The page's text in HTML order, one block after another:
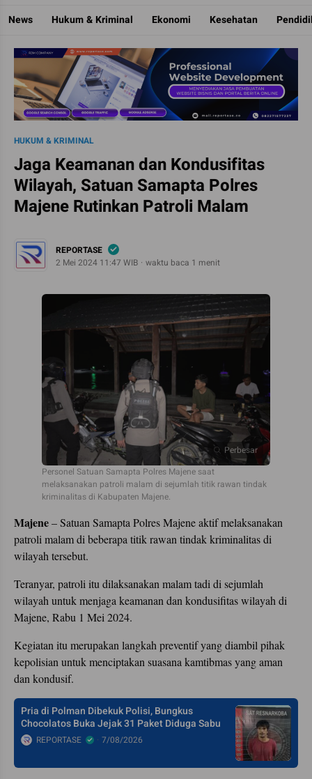
Reportase
Mengulas Fakta Di Balik Cerita
News Hukum & Kriminal Ekonomi Kesehatan
HUKUM & KRIMINAL
Jaga Keamanan dan Kondusifitas
Wilayah, Satuan Samapta Polres
Majene Rutinkan Patroli Malam
REPORTASE
2 Mei 2024 11:47 WIB
waktu baca 1 menit
Perbesar
Personel Satuan Samapta Polres Majene saat
melaksanakan patroli malam di sejumlah titik rawan tindak
kriminalitas di Kabupaten Majene.
Majene– Satuan Samapta Polres Majene aktif melaksanakan
patroli malam di beberapa titik rawan tindak kriminalitas di
wilayah tersebut.
Teranyar, patroli itu dilaksanakan malam tadi di sejumlah
wilayah untuk menjaga keamanan dan kondusifitas wilayah di
Majene, Rabu 1 Mei 2024.
Kegiatan itu merupakan langkah preventif yang diambil pihak
kepolisian untuk menciptakan suasana kamtibmas yang aman
dan kondusif.
Pria di Polman Dibekuk Polisi, Bungkus
Chocolatos Buka Jejak 31 Paket Diduga Sabu
REPORTASE 7/08/2026